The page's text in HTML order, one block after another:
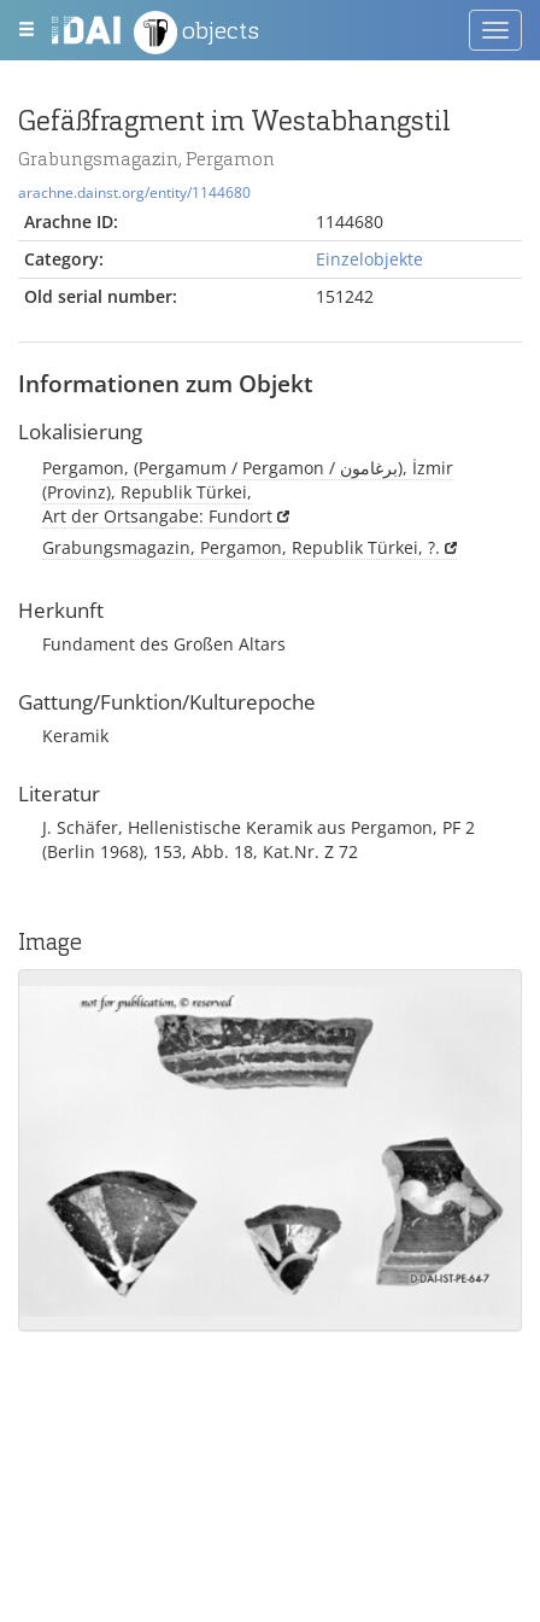
objects
Gefäßfragment im Westabhangstil
Grabungsmagazin, Pergamon
arachne.dainst.org/entity/1144680
Arachne ID:
1144680
Category:
Einzelobjekte
Old serial number:
151242
Informationen zum Objekt
Lokalisierung
Pergamon, (Pergamum / Pergamon / برغامون), İzmir
(Provinz), Republik Türkei,
Art der Ortsangabe: Fundort
Grabungsmagazin, Pergamon, Republik Türkei, ?.
Herkunft
Fundament des Großen Altars
Gattung/Funktion/Kulturepoche
Keramik
Literatur
J. Schäfer, Hellenistische Keramik aus Pergamon, PF 2
(Berlin 1968), 153, Abb. 18, Kat.Nr. Z 72
Image